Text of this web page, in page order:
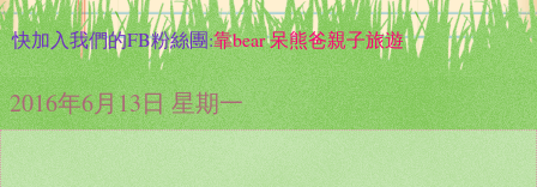
快加入我們的FB粉絲團:靠bear 呆熊爸親子旅遊
2016年6月13日 星期一